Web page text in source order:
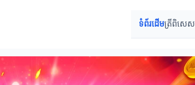
ទំព័រដើមត្រីពិសេស